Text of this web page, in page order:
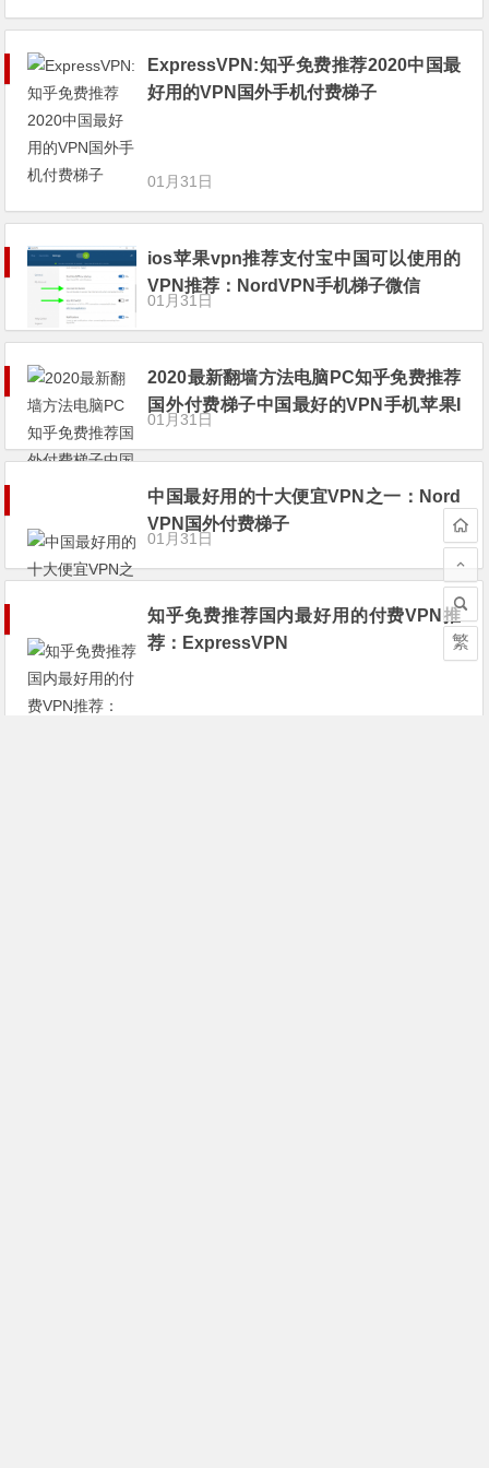
ExpressVPN:知乎免费推荐2020中国最
好用的VPN国外手机付费梯子
01月31日
ios苹果vpn推荐支付宝中国可以使用的
VPN推荐：NordVPN手机梯子微信
01月31日
2020最新翻墙方法电脑PC知乎免费推荐
国外付费梯子中国最好的VPN手机苹果I
phone推荐
01月31日
中国最好用的十大便宜VPN之一：Nord
VPN国外付费梯子
01月31日
知乎免费推荐国内最好用的付费VPN推
荐：ExpressVPN
繁